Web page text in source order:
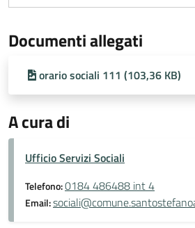
Documenti allegati
orario sociali 111 (103,36 KB)
A cura di
Ufficio Servizi Sociali
Telefono:0184 486488 int 4
Email: